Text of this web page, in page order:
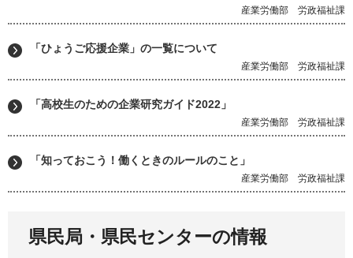
産業労働部 労政福祉課
「ひょうご応援企業」の一覧について
産業労働部 労政福祉課
「高校生のための企業研究ガイド2022」
産業労働部 労政福祉課
「知っておこう！働くときのルールのこと」
産業労働部 労政福祉課
県民局・県民センターの情報